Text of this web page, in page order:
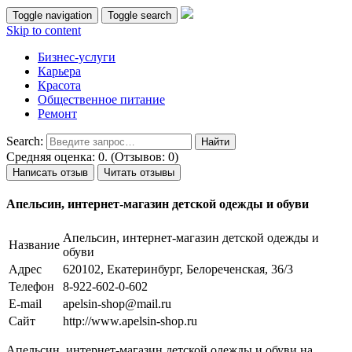
Toggle navigation Toggle search
Skip to content
Бизнес-услуги
Карьера
Красота
Общественное питание
Ремонт
Search:
Средняя оценка: 0. (Отзывов: 0)
Написать отзыв Читать отзывы
Апельсин, интернет-магазин детской одежды и обуви
Название
Апельсин, интернет-магазин детской одежды и
обуви
Адрес
620102, Екатеринбург, Белореченская, 36/3
Телефон
8-922-602-0-602
E-mail
apelsin-shop@mail.ru
Сайт
http://www.apelsin-shop.ru